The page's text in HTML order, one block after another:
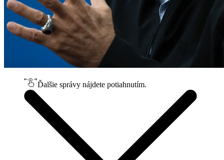
Ďalšie správy nájdete potiahnutím.